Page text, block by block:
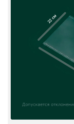
22 см